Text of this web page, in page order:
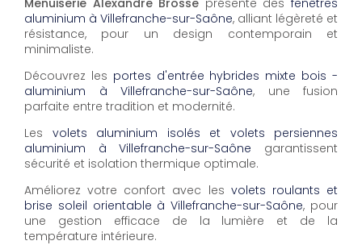
aluminium à Villefranche-sur-Saône, alliant légèreté et
résistance, pour un design contemporain et
minimaliste.
Découvrez les portes d'entrée hybrides mixte bois -
aluminium à Villefranche-sur-Saône, une fusion
parfaite entre tradition et modernité.
Les volets aluminium isolés et volets persiennes
aluminium à Villefranche-sur-Saône garantissent
sécurité et isolation thermique optimale.
Améliorez votre confort avec les volets roulants et
brise soleil orientable à Villefranche-sur-Saône, pour
une gestion efficace de la lumière et de la
température intérieure.